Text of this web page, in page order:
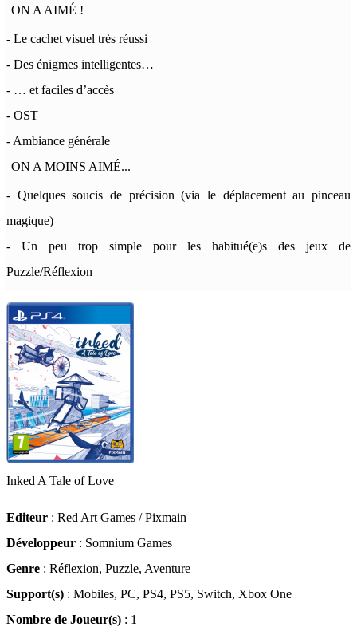
ON A AIMÉ !
- Le cachet visuel très réussi
- Des énigmes intelligentes…
- … et faciles d’accès
- OST
- Ambiance générale
ON A MOINS AIMÉ...
- Quelques soucis de précision (via le déplacement au pinceau
magique)
- Un peu trop simple pour les habitué(e)s des jeux de
Puzzle/Réflexion
Inked A Tale of Love
Editeur : Red Art Games / Pixmain
Développeur : Somnium Games
Genre : Réflexion, Puzzle, Aventure
Support(s) : Mobiles, PC, PS4, PS5, Switch, Xbox One
Nombre de Joueur(s) : 1